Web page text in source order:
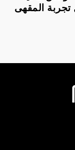
تجربة المقهى